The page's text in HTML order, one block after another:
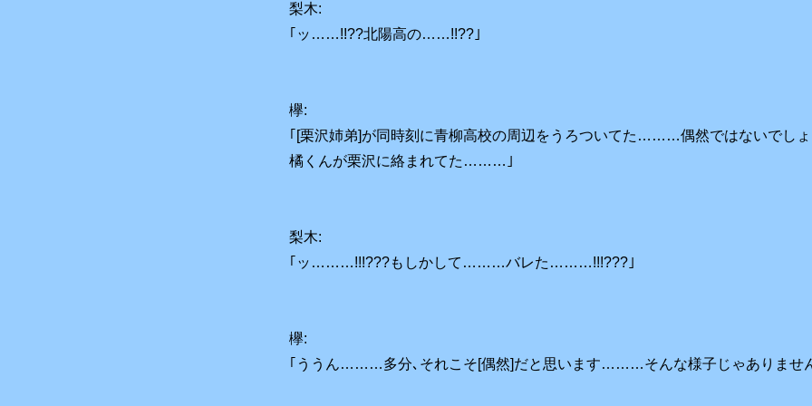
梨木:
｢ッ……!!??北陽高の……!!??｣
欅:
｢[栗沢姉弟]が同時刻に青柳高校の周辺をうろついてた………偶然ではないでし
橘くんが栗沢に絡まれてた………｣
梨木:
｢ッ………!!!???もしかして………バレた………!!!???｣
欅:
｢ううん………多分､それこそ[偶然]だと思います………そんな様子じゃありま